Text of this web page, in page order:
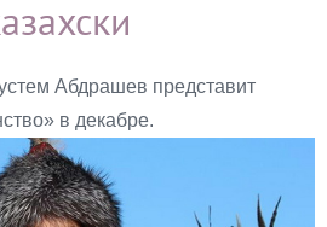
Абдрашев представит
в декабре.